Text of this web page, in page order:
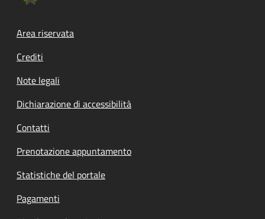
Footer menu
Area riservata
Crediti
Note legali
Dichiarazione di accessibilità
Contatti
Prenotazione appuntamento
Statistiche del portale
Pagamenti